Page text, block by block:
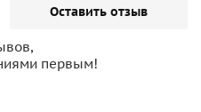
Оставить отзыв
первым!